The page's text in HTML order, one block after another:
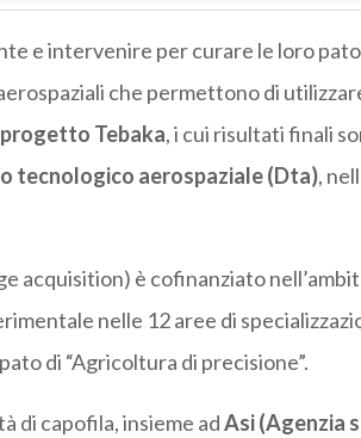
e intervenire per curare le loro
che permettono di
progetto Tebaka, i cui risultati finali
tecnologico aerospaziale (Dta),
acquisition) è cofinanziato
nelle 12 aree di
di “Agricoltura di precisione”.
di capofila, insieme adAsi (Agenzia